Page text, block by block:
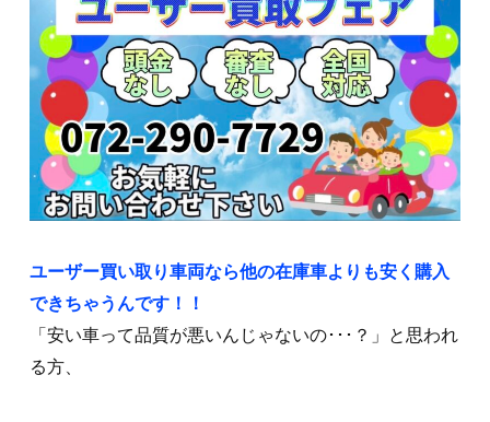
ユーザー買い取り車両なら他の在庫車よりも安く購入
できちゃうんです！！
「安い車って品質が悪いんじゃないの･･･？」と思われ
る方、